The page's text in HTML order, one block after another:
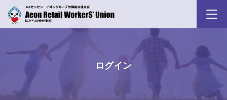
ログイン